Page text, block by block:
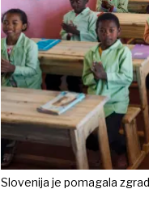
Slovenija je pomagala